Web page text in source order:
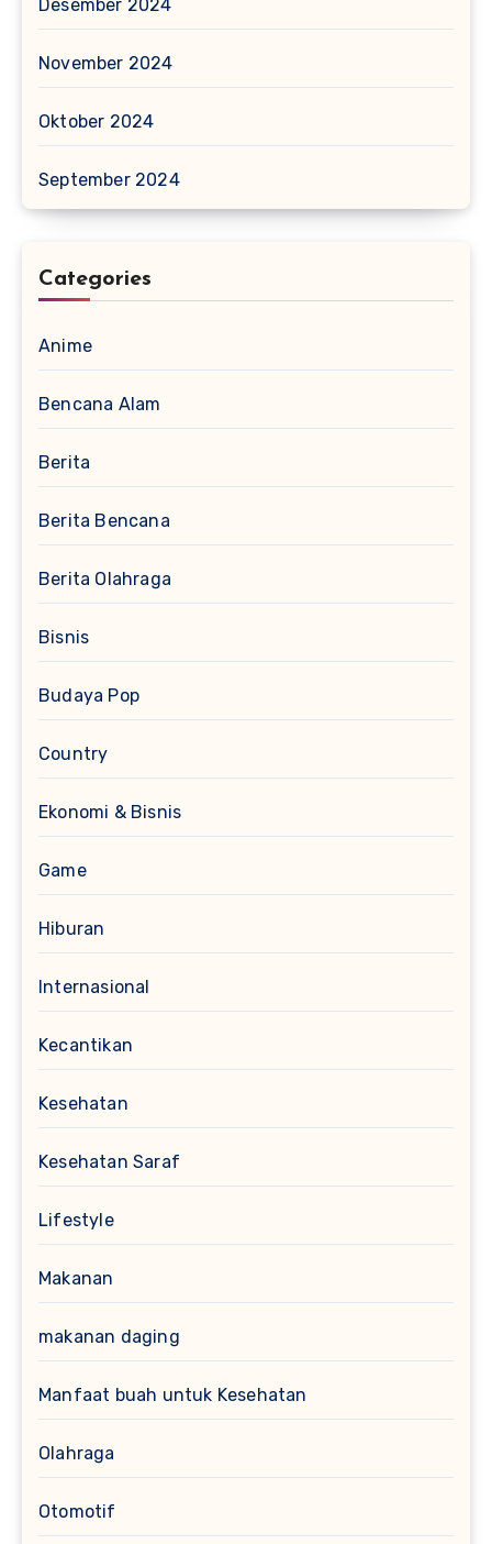
Desember 2024
November 2024
Oktober 2024
September 2024
Categories
Anime
Bencana Alam
Berita
Berita Bencana
Berita Olahraga
Bisnis
Budaya Pop
Country
Ekonomi & Bisnis
Game
Hiburan
Internasional
Kecantikan
Kesehatan
Kesehatan Saraf
Lifestyle
Makanan
makanan daging
Manfaat buah untuk Kesehatan
Olahraga
Otomotif